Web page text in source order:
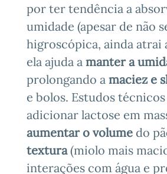
por ter tendência a
umidade (apesar de não
higroscópica, ainda atrai
ela ajuda a manter a
prolongando a maciez e
e bolos. Estudos
adicionar lactose em
aumentar o volume do
textura(miolo mais
interações com água e